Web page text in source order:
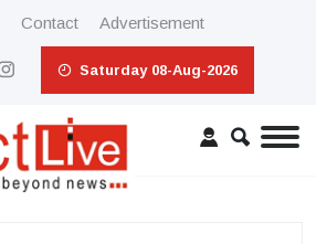
Contact Advertisement
Saturday 08-Aug-2026